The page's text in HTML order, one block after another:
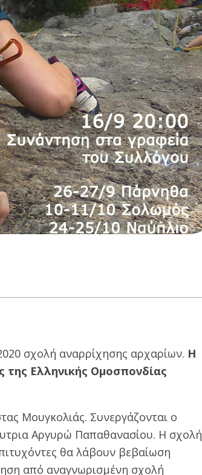
σχολή αναρρίχησης αρχαρίων. Η
της Ελληνικής Ομοσπονδίας
Μουγκολιάς. Συνεργάζονται ο
Αργυρώ Παπαθανασίου. Η σχολή
θα λάβουν βεβαίωση
από αναγνωρισμένη σχολή